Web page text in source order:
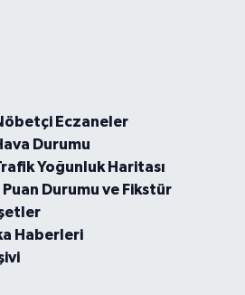
Eczaneler
Durumu
Yoğunluk Haritası
Durumu ve Fikstür
Haberleri